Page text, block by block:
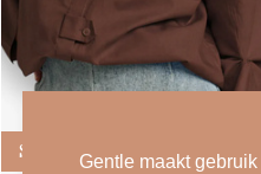
Gentle maakt
SUMMUM
Weekend Max Mara
Sale